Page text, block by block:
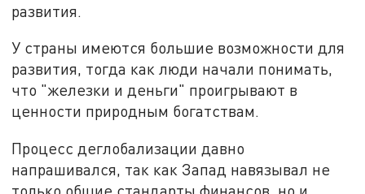
развития.
У страны имеются большие возможности для
развития, тогда как люди начали понимать,
что "железки и деньги" проигрывают в
ценности природным богатствам.
Процесс деглобализации давно
напрашивался, так как Запад навязывал не